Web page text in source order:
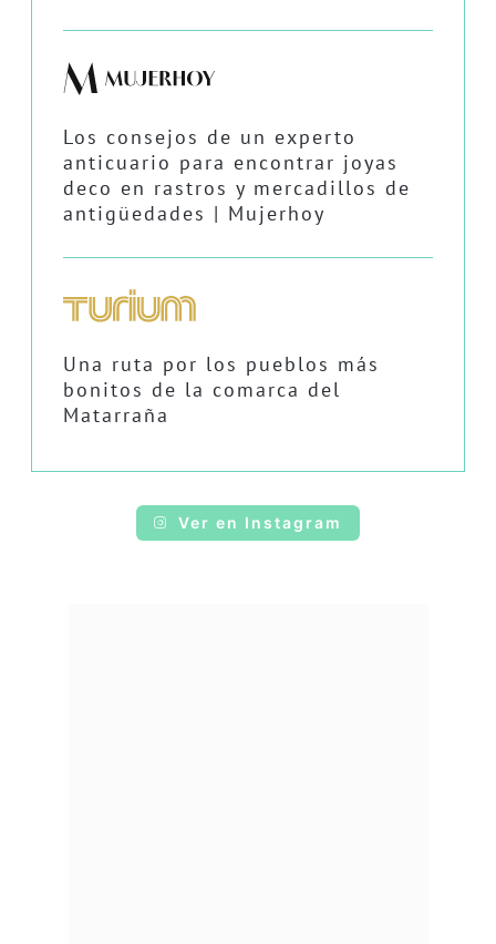
Los consejos de un experto
anticuario para encontrar joyas
deco en rastros y mercadillos de
antigüedades | Mujerhoy
Una ruta por los pueblos más
bonitos de la comarca del
Matarraña
Ver en Instagram